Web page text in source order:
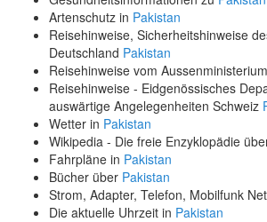
Artenschutz in Pakistan
Reisehinweise, Sicherheitshinweise
Deutschland Pakistan
Reisehinweise vom
Reisehinweise - Eidgenössisches
auswärtige Angelegenheiten Schweiz
Wetter in Pakistan
Wikipedia - Die freie Enzyklopädie
Fahrpläne in Pakistan
Bücher über Pakistan
Strom, Adapter, Telefon, Mobilfunk
Die aktuelle Uhrzeit in Pakistan